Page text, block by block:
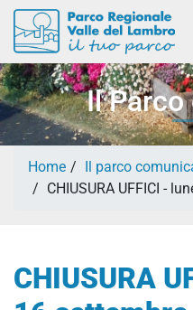
Il
Home Il parco
CHIUSURA UFFICI -
CHIUSURA